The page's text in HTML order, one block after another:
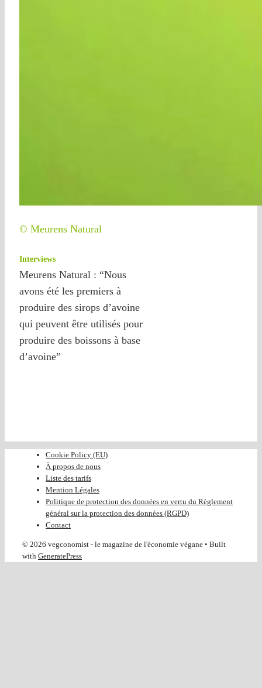
© Meurens Natural
Interviews
Meurens Natural : “Nous
avons été les premiers à
produire des sirops d’avoine
qui peuvent être utilisés pour
produire des boissons à base
d’avoine”
Cookie Policy (EU)
À propos de nous
Liste des tarifs
Mention Légales
Politique de protection des données en vertu du Règlement
général sur la protection des données (RGPD)
Contact
© 2026 vegconomist - le magazine de l'économie végane • Built
with GeneratePress